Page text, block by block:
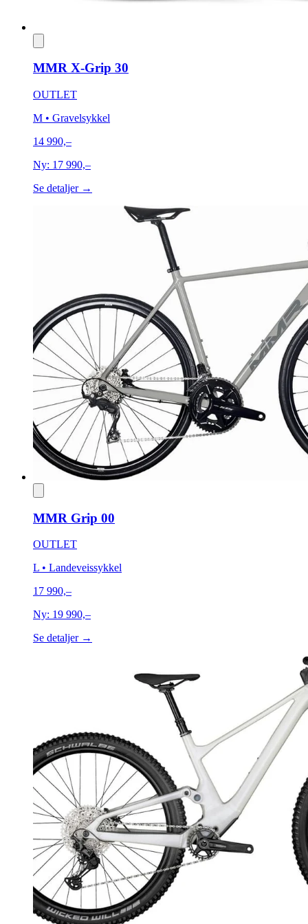
MMR X-Grip 30
OUTLET
M • Gravelsykkel
14 990,–
Ny: 17 990,–
Se detaljer →
MMR Grip 00
OUTLET
L • Landeveissykkel
17 990,–
Ny: 19 990,–
Se detaljer →